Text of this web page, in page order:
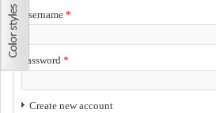
Username *
Password *
Create new account